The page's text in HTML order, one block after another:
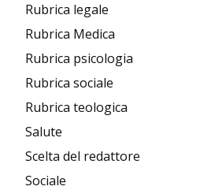
Rubrica legale
Rubrica Medica
Rubrica psicologia
Rubrica sociale
Rubrica teologica
Salute
Scelta del redattore
Sociale